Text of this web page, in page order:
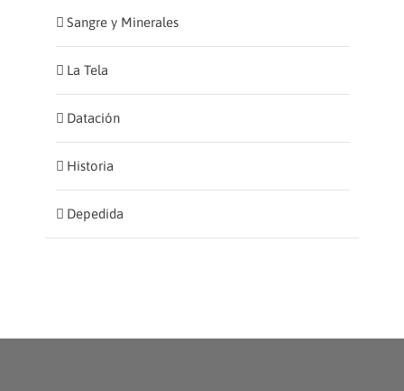
Sangre y Minerales
La Tela
Datación
Historia
Depedida